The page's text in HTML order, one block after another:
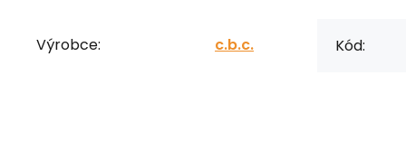
Výrobce: c.b.c. Kód: